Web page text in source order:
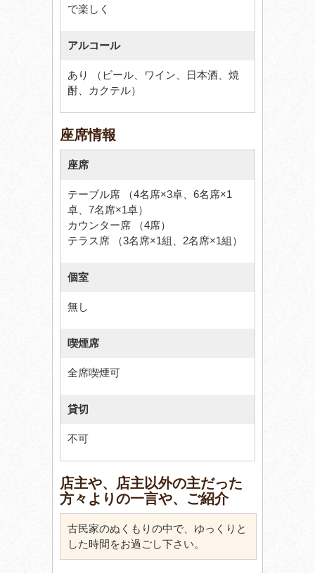
で楽しく
アルコール
あり （ビール、ワイン、日本酒、焼
酎、カクテル）
座席情報
座席
テーブル席 （4名席×3卓、6名席×1
卓、7名席×1卓）
カウンター席 （4席）
テラス席 （3名席×1組、2名席×1組）
個室
無し
喫煙席
全席喫煙可
貸切
不可
店主や、店主以外の主だった
方々よりの一言や、ご紹介
古民家のぬくもりの中で、ゆっくりと
した時間をお過ごし下さい。